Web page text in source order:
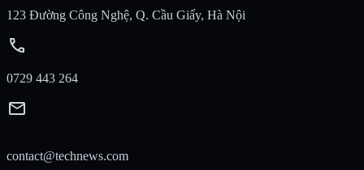
123 Đường Công Nghệ, Q. Cầu Giấy, Hà Nội
call
0729 443 264
mail
contact@technews.com